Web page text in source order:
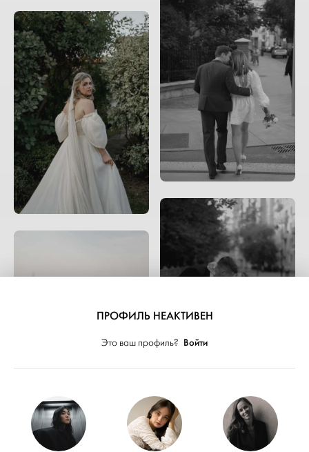
ПРОФИЛЬ НЕАКТИВЕН
Это ваш профиль? Войти